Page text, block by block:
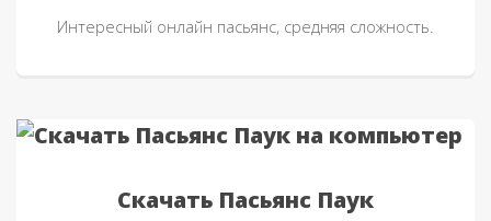
Интересный онлайн пасьянс, средняя сложность.
Скачать Пасьянс Паук